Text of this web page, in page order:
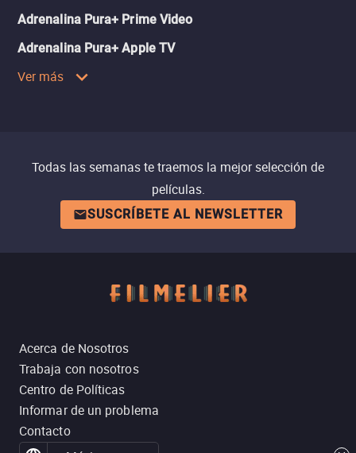
Adrenalina Pura+ Prime Video
Adrenalina Pura+ Apple TV
Ver más
Todas las semanas te traemos la mejor selección de
películas.
SUSCRÍBETE AL NEWSLETTER
Acerca de Nosotros
Trabaja con nosotros
Centro de Políticas
Informar de un problema
Contacto